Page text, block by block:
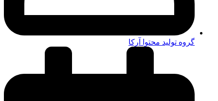
گروه تولید محتوا آرکا